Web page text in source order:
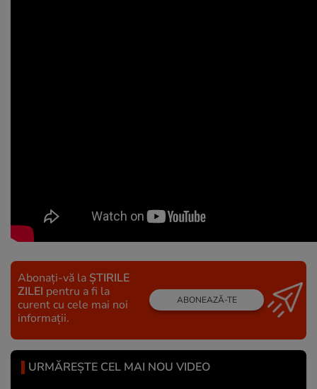
Abonați-vă la ȘTIRILE
ZILEI pentru a fi la
curent cu cele mai noi
informații.
ABONEAZĂ-TE
URMĂREȘTE CEL MAI NOU VIDEO